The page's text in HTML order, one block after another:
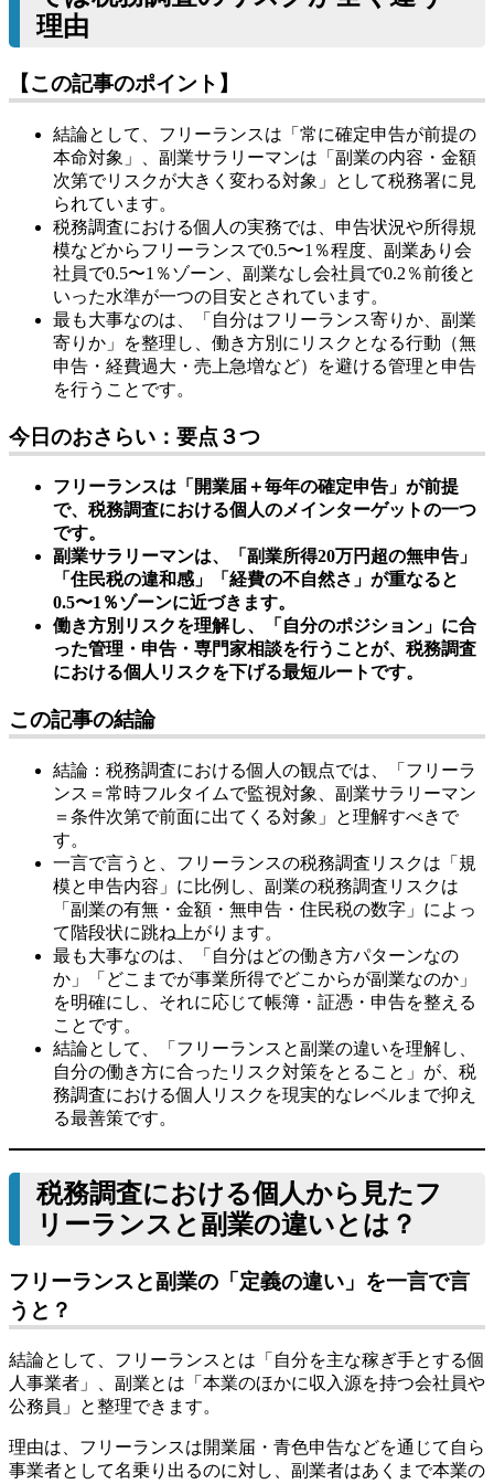
理由
【この記事のポイント】
結論として、フリーランスは「常に確定申告が前提の
本命対象」、副業サラリーマンは「副業の内容・金額
次第でリスクが大きく変わる対象」として税務署に見
られています。
税務調査における個人の実務では、申告状況や所得規
模などからフリーランスで0.5〜1％程度、副業あり会
社員で0.5〜1％ゾーン、副業なし会社員で0.2％前後と
いった水準が一つの目安とされています。
最も大事なのは、「自分はフリーランス寄りか、副業
寄りか」を整理し、働き方別にリスクとなる行動（無
申告・経費過大・売上急増など）を避ける管理と申告
を行うことです。
今日のおさらい：要点３つ
フリーランスは「開業届＋毎年の確定申告」が前提
で、税務調査における個人のメインターゲットの一つ
です。
副業サラリーマンは、「副業所得20万円超の無申告」
「住民税の違和感」「経費の不自然さ」が重なると
0.5〜1％ゾーンに近づきます。
働き方別リスクを理解し、「自分のポジション」に合
った管理・申告・専門家相談を行うことが、税務調査
における個人リスクを下げる最短ルートです。
この記事の結論
結論：税務調査における個人の観点では、「フリーラ
ンス＝常時フルタイムで監視対象、副業サラリーマン
＝条件次第で前面に出てくる対象」と理解すべきで
す。
一言で言うと、フリーランスの税務調査リスクは「規
模と申告内容」に比例し、副業の税務調査リスクは
「副業の有無・金額・無申告・住民税の数字」によっ
て階段状に跳ね上がります。
最も大事なのは、「自分はどの働き方パターンなの
か」「どこまでが事業所得でどこからが副業なのか」
を明確にし、それに応じて帳簿・証憑・申告を整える
ことです。
結論として、「フリーランスと副業の違いを理解し、
自分の働き方に合ったリスク対策をとること」が、税
務調査における個人リスクを現実的なレベルまで抑え
る最善策です。
税務調査における個人から見たフ
リーランスと副業の違いとは？
フリーランスと副業の「定義の違い」を一言で言
うと？
結論として、フリーランスとは「自分を主な稼ぎ手とする個
人事業者」、副業とは「本業のほかに収入源を持つ会社員や
公務員」と整理できます。
理由は、フリーランスは開業届・青色申告などを通じて自ら
事業者として名乗り出るのに対し、副業者はあくまで本業の